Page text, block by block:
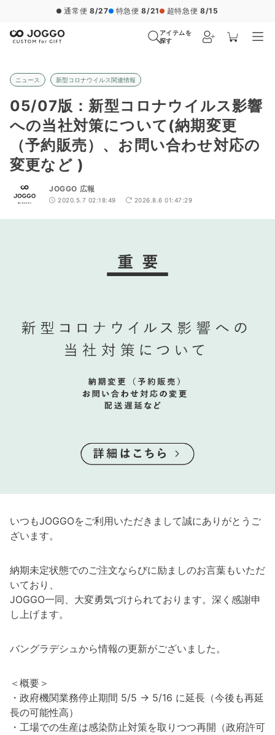
通常便 8/27 特急便 8/21 超特急便 8/15
アイテムを
探す
ニュース 新型コロナウイルス関連情報
05/07版：新型コロナウイルス影響
への当社対策について(納期変更
（予約販売）、お問い合わせ対応の
変更など )
JOGGO 広報
2020.5.7 02:18:49 2026.8.6 01:47:29
いつもJOGGOをご利用いただきまして誠にありがとうご
ざいます。
納期未定状態でのご注文ならびに励ましのお言葉もいただ
いており、
JOGGO一同、大変勇気づけられております。深く感謝申
し上げます。
バングラデシュから情報の更新がございました。
＜概要＞
・政府機関業務停止期間 5/5 → 5/16 に延長（今後も再延
長の可能性高）
・工場での生産は感染防止対策を取りつつ再開（政府許可